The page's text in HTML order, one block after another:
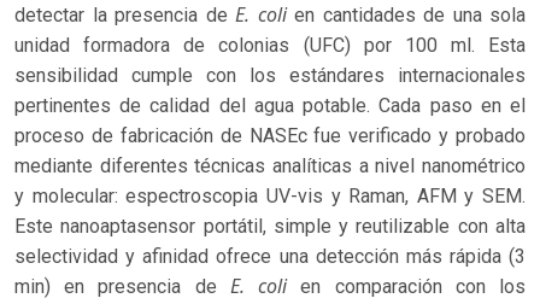
detectar la presencia de E. colien cantidades de una sola
unidad formadora de colonias (UFC) por 100 ml. Esta
sensibilidad cumple con los estándares internacionales
pertinentes de calidad del agua potable. Cada paso en el
proceso de fabricación de NASEc fue verificado y probado
mediante diferentes técnicas analíticas a nivel nanométrico
y molecular: espectroscopia UV-vis y Raman, AFM y SEM.
Este nanoaptasensor portátil, simple y reutilizable con alta
selectividad y afinidad ofrece una detección más rápida (3
min) en presencia de E. colien comparación con los